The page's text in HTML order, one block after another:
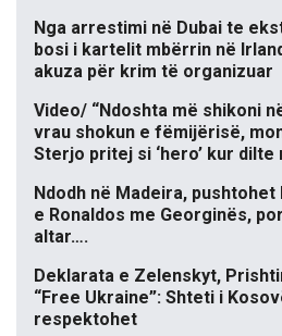
Nga arrestimi në Dubai te
bosi i kartelit mbërrin në
akuza për krim të organizuar
Video/ “Ndoshta më shikoni
vrau shokun e fëmijërisë,
Sterjo pritej si ‘hero’ kur dilte
Ndodh në Madeira,
e Ronaldos me Georginës,
altar….
Deklarata e Zelenskyt,
“Free Ukraine”: Shteti i
respektohet